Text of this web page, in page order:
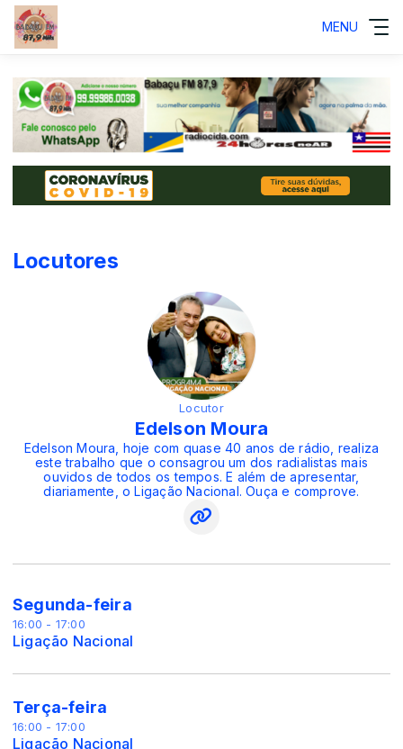
MENU
Locutores
Locutor
Edelson Moura
Edelson Moura, hoje com quase 40 anos de rádio, realiza
este trabalho que o consagrou um dos radialistas mais
ouvidos de todos os tempos. E além de apresentar,
diariamente, o Ligação Nacional. Ouça e comprove.
Segunda-feira
16:00 - 17:00
Ligação Nacional
Terça-feira
16:00 - 17:00
Ligação Nacional